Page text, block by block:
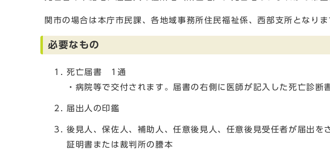
関市の場合は本庁市民課、各地域事務所住民福祉係、西部支所となりま
必要なもの
死亡届書 1通
・病院等で交付されます。届書の右側に医師が記入した死亡診断
届出人の印鑑
後見人、保佐人、補助人、任意後見人、任意後見受任者が届出を
証明書または裁判所の謄本